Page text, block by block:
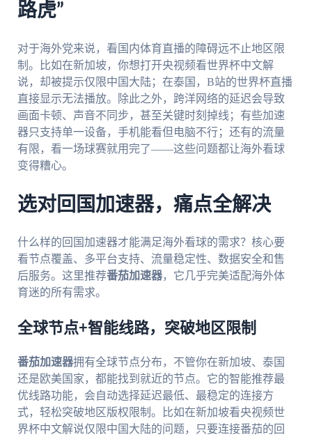
路虎”
对于海外党来说，看国内体育直播的障碍远不止地区限
制。比如在新加坡，你想打开央视频看世界杯中文解
说，却被提示仅限中国大陆；在泰国，B站的世界杯直播
直接显示无法播放。除此之外，跨洋网络的延迟会导致
画面卡顿、声音不同步，甚至关键时刻掉线；有些加速
器只支持单一设备，手机能看但电脑不行；还有的流量
有限，看一场球赛就用完了——这些问题都让海外看球
变得糟心。
选对回国加速器，痛点全解决
什么样的回国加速器才能满足海外看球的需求？核心要
看节点覆盖、多平台支持、流量稳定性、数据安全和售
后服务。这里推荐番茄加速器，它几乎完美适配海外体
育迷的所有需求。
全球节点+智能线路，突破地区限制
番茄加速器拥有全球节点分布，不管你在新加坡、泰国
还是欧美国家，都能找到就近的节点。它的智能推荐最
优线路功能，会自动选择延迟最低、最稳定的连接方
式，轻松突破地区版权限制。比如在新加坡看央视频世
界杯中文解说仅限中国大陆的问题，只要连接番茄的回